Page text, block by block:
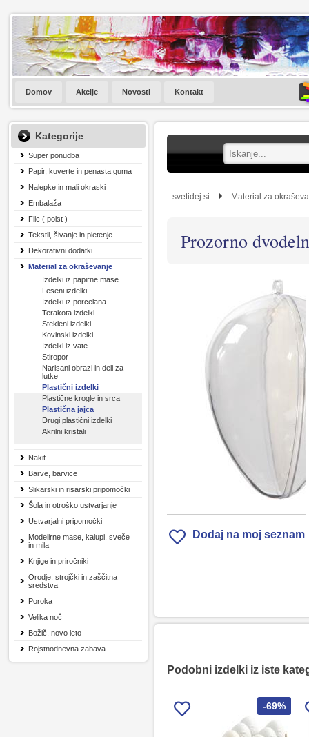
Domov Akcije Novosti Kontakt
Kategorije
Super ponudba
Papir, kuverte in penasta guma
Nalepke in mali okraski
Embalaža
Filc ( polst )
Tekstil, šivanje in pletenje
Dekorativni dodatki
Material za okraševanje
Izdelki iz papirne mase
Leseni izdelki
Izdelki iz porcelana
Terakota izdelki
Stekleni izdelki
Kovinski izdelki
Izdelki iz vate
Stiropor
Narisani obrazi in deli za
lutke
Plastični izdelki
Plastične krogle in srca
Plastična jajca
Drugi plastični izdelki
Akrilni kristali
Nakit
Barve, barvice
Slikarski in risarski pripomočki
Šola in otroško ustvarjanje
Ustvarjalni pripomočki
Modelirne mase, kalupi, sveče
in mila
Knjige in priročniki
Orodje, strojčki in zaščitna
sredstva
Poroka
Velika noč
Božič, novo leto
Rojstnodnevna zabava
svetidej.si Material za
Prozorno
Dodaj na moj seznam
Podobni izdelki iz iste
-69%